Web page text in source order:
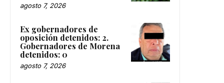
agosto 7, 2026
Ex gobernadores de
oposición detenidos: 2.
Gobernadores de Morena
detenidos: 0
agosto 7, 2026